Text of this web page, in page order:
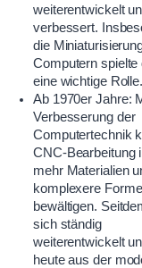
weiterentwickelt
verbessert.
die
Computern spielte
eine wichtige Rolle.
Ab 1970er Jahre:
Verbesserung der
Computertechnik
CNC-Bearbeitung
mehr Materialien
komplexere
bewältigen.
sich ständig
weiterentwickelt
heute aus der